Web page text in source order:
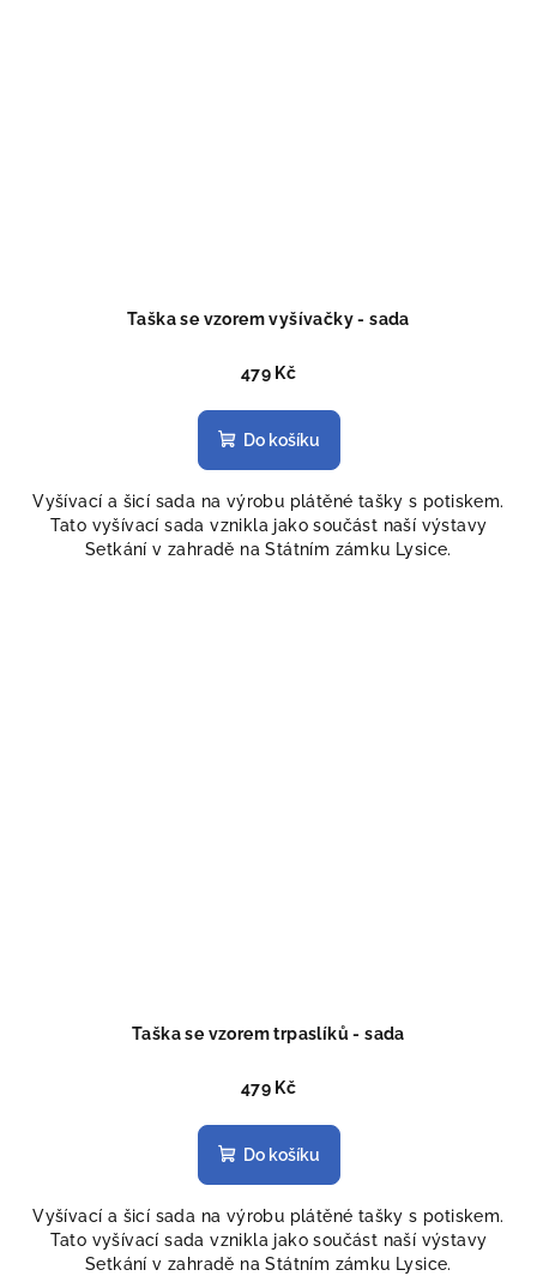
Taška se vzorem vyšívačky - sada
479 Kč
Do košíku
Vyšívací a šicí sada na výrobu plátěné tašky s potiskem.
Tato vyšívací sada vznikla jako součást naší výstavy
Setkání v zahradě na Státním zámku Lysice.
Taška se vzorem trpaslíků - sada
479 Kč
Do košíku
Vyšívací a šicí sada na výrobu plátěné tašky s potiskem.
Tato vyšívací sada vznikla jako součást naší výstavy
Setkání v zahradě na Státním zámku Lysice.